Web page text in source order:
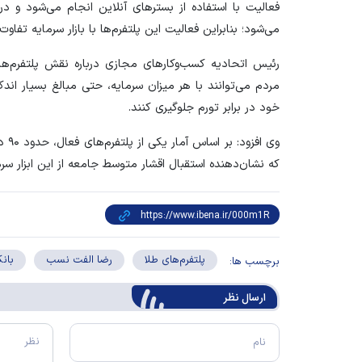
فعالیت با استفاده از بستر‌های آنلاین انجام می‌شود
می‌شود؛ بنابراین فعالیت این پلتفرم‌ها با بازار سرمایه
رئیس اتحادیه کسب‌وکار‌های مجازی درباره نقش
مردم می‌توانند با هر میزان سرمایه، حتی مبالغ بسیار
خود در برابر تورم جلوگیری کنند.
که نشان‌دهنده استقبال اقشار متوسط جامعه از این ابزار
برچسب ها: پلتفرم‌های طلا رضا الفت نسب
ارسال‌ نظر